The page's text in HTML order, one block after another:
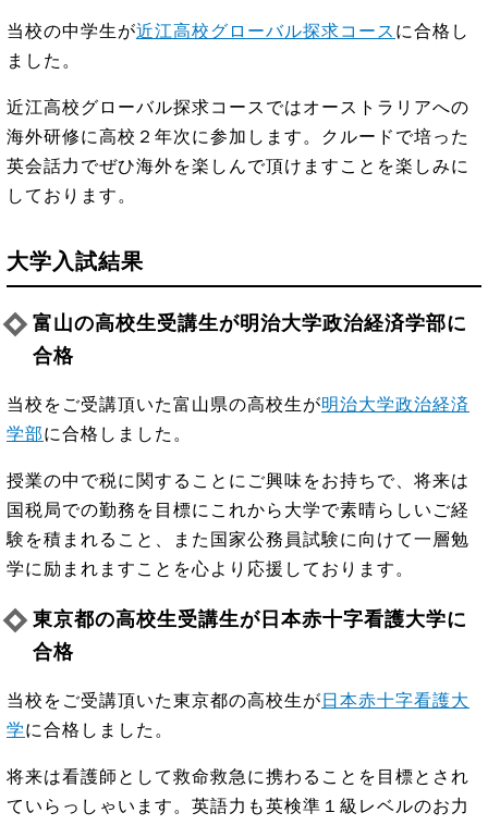
当校の中学生が近江高校グローバル探求コース に合格し
ました。
近江高校グローバル探求コースではオーストラリアへの
海外研修に高校２年次に参加します。クルードで培った
英会話力でぜひ海外を楽しんで頂けますことを楽しみに
しております。
大学入試結果
富山の高校生受講生が明治大学政治経済学部に
合格
当校をご受講頂いた富山県の高校生が明治大学政治経済
学部に合格しました。
授業の中で税に関することにご興味をお持ちで、将来は
国税局での勤務を目標にこれから大学で素晴らしいご経
験を積まれること、また国家公務員試験に向けて一層勉
学に励まれますことを心より応援しております。
東京都の高校生受講生が日本赤十字看護大学に
合格
当校をご受講頂いた東京都の高校生が 日本赤十字看護大
学に合格しました。
将来は看護師として救命救急に携わることを目標とされ
ていらっしゃいます。英語力も英検準１級レベルのお力